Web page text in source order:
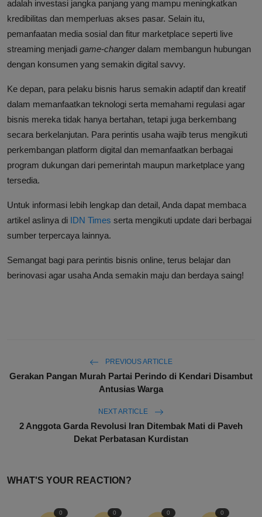
adalah investasi jangka panjang yang mampu meningkatkan
kredibilitas dan memperluas akses pasar. Selain itu,
pemanfaatan media sosial dan fitur marketplace seperti live
streaming menjadi game-changerdalam membangun hubungan
dengan konsumen yang semakin digital savvy.
Ke depan, para pelaku bisnis harus semakin adaptif dan kreatif
dalam memanfaatkan teknologi serta memahami regulasi agar
bisnis mereka tidak hanya bertahan, tetapi juga berkembang
secara berkelanjutan. Para perintis usaha wajib terus mengikuti
perkembangan platform digital dan memanfaatkan berbagai
program dukungan dari pemerintah maupun marketplace yang
tersedia.
Untuk informasi lebih lengkap dan detail, Anda dapat membaca
artikel aslinya di IDN Times serta mengikuti update dari berbagai
sumber terpercaya lainnya.
Semangat bagi para perintis bisnis online, terus belajar dan
berinovasi agar usaha Anda semakin maju dan berdaya saing!
PREVIOUS ARTICLE
Gerakan Pangan Murah Partai Perindo di Kendari Disambut
Antusias Warga
NEXT ARTICLE
2 Anggota Garda Revolusi Iran Ditembak Mati di Paveh
Dekat Perbatasan Kurdistan
WHAT'S YOUR REACTION?
0 0 0 0